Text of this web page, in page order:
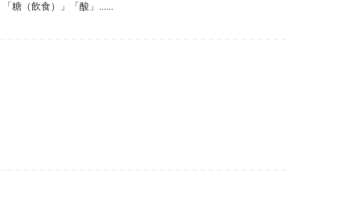
糖（飲食）」「酸」......